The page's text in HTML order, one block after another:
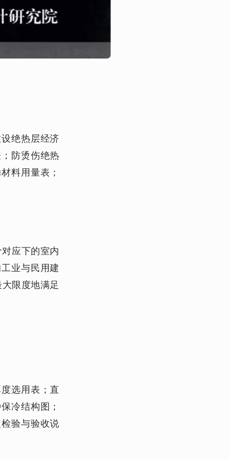
绝热层经济
防烫伤绝热
料用量表；
应下的室内
业与民用建
限度地满足
选用表；直
冷结构图；
验与验收说